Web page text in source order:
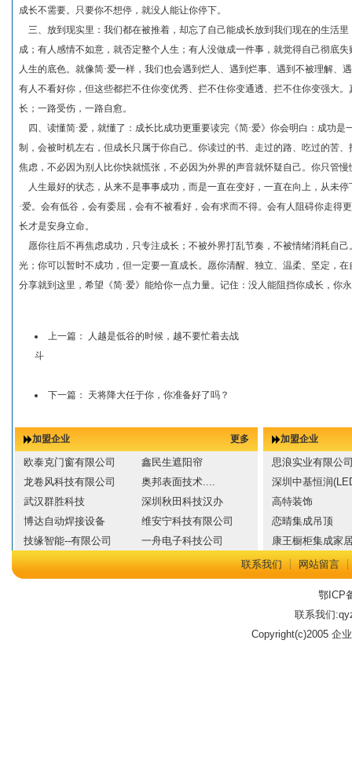
成长不需要。只要你不想停，就没人能让你停下。
三、放到现实里：我们都在被推着，却忘了自己能成长放到我们现在的生活
成；有人感情不如意，就否定整个人生；有人没做成一件事，就觉得自己彻底
人生的底色。就像简·爱一样，我们也会遇到烂人、遇到烂事、遇到不被理解、
有人不看好你，但这些都拦不住你变优秀、拦不住你变通透、拦不住你变强大
长；一路受伤，一路自愈。
四、读懂简·爱，就懂了：成长比成功更重要读完《简·爱》你会明白：成功
制，会被时机左右，但成长只属于你自己。你读过的书、走过的路、吃过的苦
焦虑，不必因为别人比你快就慌张，不必因为外界的声音就怀疑自己。你只管
人生最好的状态，从来不是事事成功，而是一直在变好，一直在向上，从未
·爱。会有低谷，会有委屈，会有不被看好，会有求而不得。会有人阻碍你走得
长才是安身立命。
愿你往后不再焦虑成功，只专注成长；不被外界打乱节奏，不被情绪消耗自
光；你可以暂时不成功，但一定要一直成长。愿你清醒、独立、温柔、坚定，
分享就到这里，希望《简·爱》能给你一点力量。记住：没人能阻挡你成长，你
上一篇：
人越是低谷的时候，越不要忙着去战
斗
下一篇： 天将降大任于你，你准备好了吗？
加盟企业 更多
欧泰克门窗有限公司
龙卷风科技有限公司
武汉群胜科技
博达自动焊接设备
技缘智能--有限公司
鑫民生遮阳帘
奥邦表面技术....
深圳秋田科技汉办
维安宁科技有限公司
一舟电子科技公司
加盟企业
思浪实业有限公
深圳中基恒润
高特装饰
恋晴集成吊顶
康王橱柜集成家
联系我们 ┊ 网站留言
鄂ICP
联系我们
Copyright(c)2005 企